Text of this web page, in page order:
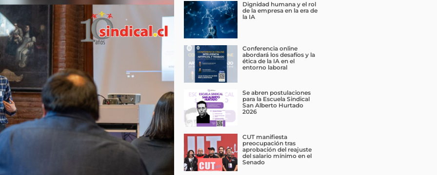
Dignidad humana y el rol
de la empresa en la era de
la IA
Conferencia online
abordará los desafíos y la
ética de la IA en el
entorno laboral
Se abren postulaciones
para la Escuela Sindical
San Alberto Hurtado
2026
CUT manifiesta
preocupación tras
aprobación del reajuste
del salario mínimo en el
Senado